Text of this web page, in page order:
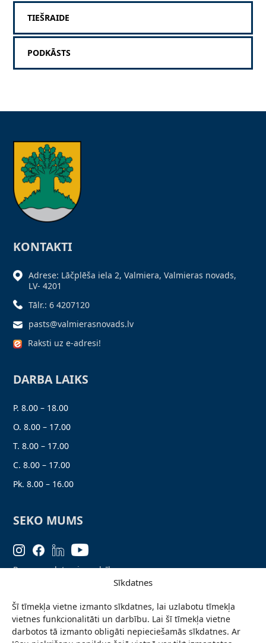
Sīkdatnes
Šī tīmekļa vietne izmanto sīkdatnes, lai uzlabotu tīmekļa
vietnes funkcionalitāti un darbību. Lai šī tīmekļa vietne
darbotos tā izmanto obligāti nepieciešamās sīkdatnes. Ar
TIEŠRAIDE
PODKĀSTS
KONTAKTI
Adrese: Lāčplēša iela 2, Valmiera, Valmieras novads,
LV- 4201
Tālr.: 6 4207120
pasts@valmierasnovads.lv
Raksti uz e-adresi!
DARBA LAIKS
P. 8.00 – 18.00
O. 8.00 – 17.00
T. 8.00 – 17.00
C. 8.00 – 17.00
Pk. 8.00 – 16.00
SEKO MUMS
Personas datu aizsardzība
Ziņo par problēmu
Pieteikties jaunumiem